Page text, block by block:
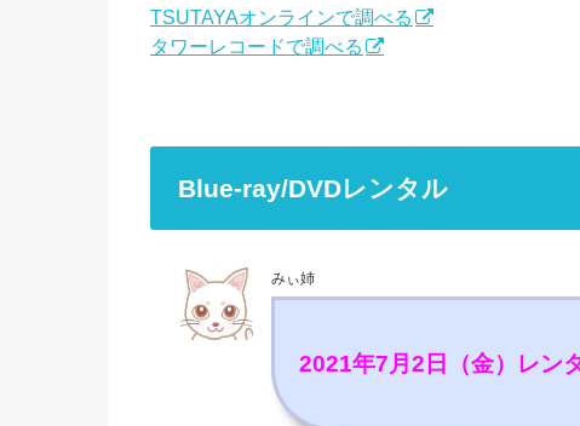
TSUTAYAオンラインで調べる
タワーレコードで調べる
Blue-ray/DVDレンタル
みぃ姉
2021年7月2日（金）レン